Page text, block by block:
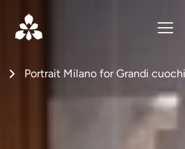
Portrait Milano for Grandi